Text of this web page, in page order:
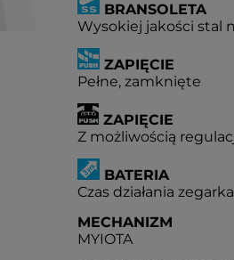
BRANSOLETA
Wysokiej jakości stal
ZAPIĘCIE
Pełne, zamknięte
ZAPIĘCIE
Z możliwością
BATERIA
Czas działania
MECHANIZM
MYIOTA